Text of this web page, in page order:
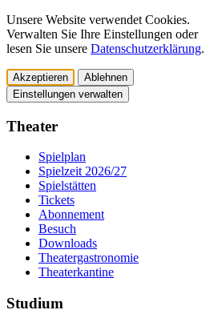
Unsere Website verwendet Cookies.
Verwalten Sie Ihre Einstellungen oder
lesen Sie unsere Datenschutzerklärung.
Akzeptieren
Ablehnen
Einstellungen verwalten
Theater
Spielplan
Spielzeit 2026/27
Spielstätten
Tickets
Abonnement
Besuch
Downloads
Theatergastronomie
Theaterkantine
Studium